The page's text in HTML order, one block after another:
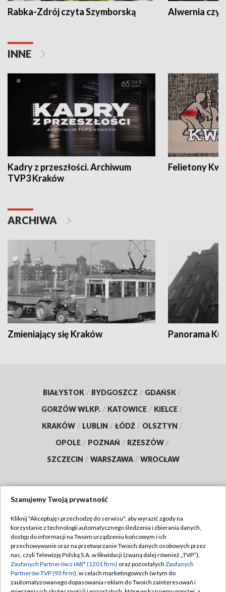
Rabka-Zdrój czyta Szymborską Alwernia
INNE
Kadry z przeszłości. Archiwum
TVP3 Kraków
Felietony
ARCHIWA
Zmieniający się Kraków Panorama
BIAŁYSTOK / BYDGOSZCZ / GDAŃSK /
GORZÓW WLKP. / KATOWICE / KIELCE /
KRAKÓW / LUBLIN / ŁÓDŹ / OLSZTYN /
OPOLE / POZNAŃ / RZESZÓW /
SZCZECIN / WARSZAWA / WROCŁAW
TVP
Abonament TVP
Emisja w TVP
Centrum informacji TVP
Regulamin TVP
Polityka prywatności
Moje zgody
Szanujemy Twoją prywatność
Kliknij "Akceptuję i przechodzę do serwisu", aby wyrazić zgody na
korzystanie z technologii automatycznego śledzenia i zbierania danych,
dostęp do informacji na Twoim urządzeniu końcowym i ich
przechowywanie oraz na przetwarzanie Twoich danych osobowych przez
nas, czyli Telewizję Polską S.A. w likwidacji (zwaną dalej również „TVP”),
Zaufanych Partnerów z IAB* (1201 firm) oraz pozostałych Zaufanych
Partnerów TVP (93 firm), w celach marketingowych (w tym do
zautomatyzowanego dopasowania reklam do Twoich zainteresowań i